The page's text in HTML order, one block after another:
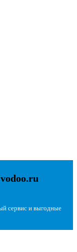
сервис и выгодные